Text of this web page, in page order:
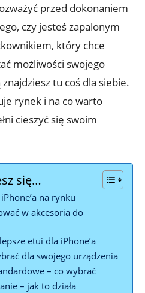
przed ⁤dokonaniem
czy jesteś zapalonym
który chce
możliwości swojego
tu coś dla ⁢siebie.
rynek ‌i na co warto⁣
⁣cieszyć się ⁤swoim
się…
na⁤ rynku
w akcesoria do
etui dla iPhone’a
dla swojego urządzenia
–‍ co ​wybrać
– jak to ⁣działa